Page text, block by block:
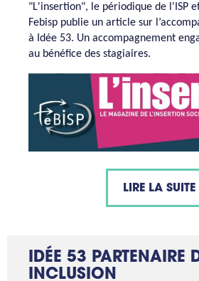
"L'insertion", le périodique de l'ISP
Febisp publie un article sur
à Idée 53. Un accompagnement
au bénéfice des stagiaires.
LIRE LA SUITE
IDÉE 53 PARTENAIRE
INCLUSION